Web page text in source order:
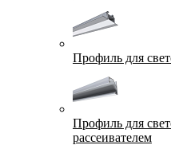
Профиль для
Профиль для
рассеивателем